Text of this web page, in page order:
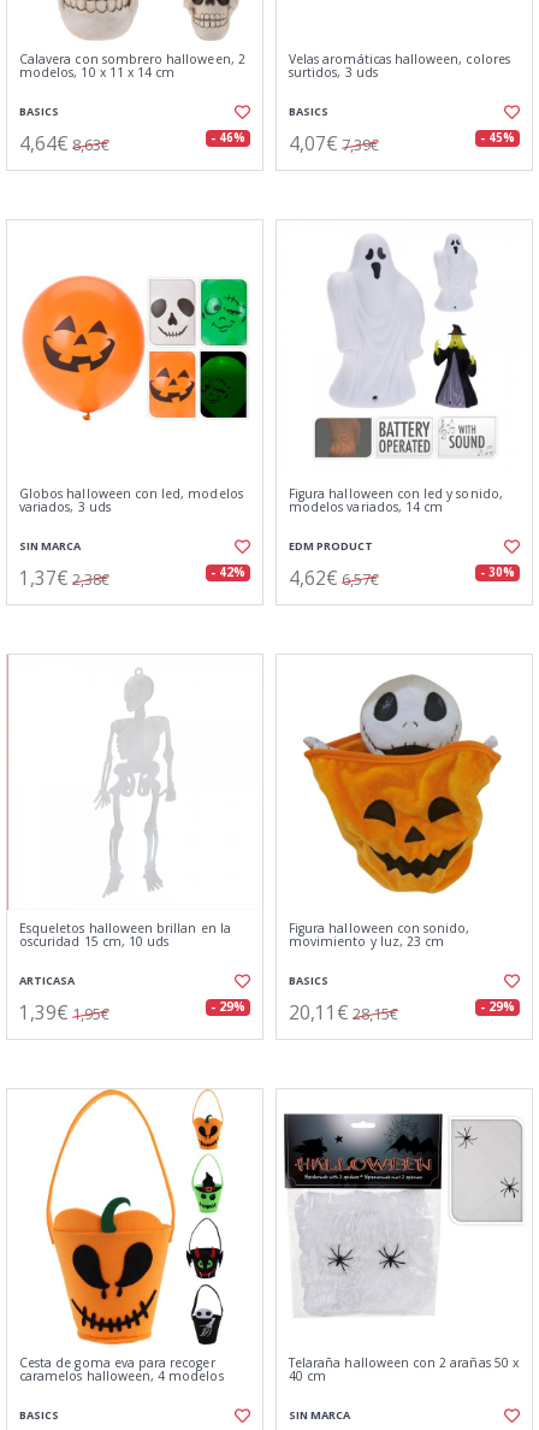
Calavera con sombrero halloween, 2
modelos, 10 x 11 x 14 cm
BASICS
4,64€ 8,63€ - 46%
Velas aromáticas halloween, colores
surtidos, 3 uds
BASICS
4,07€ 7,39€ - 45%
Globos halloween con led, modelos
variados, 3 uds
SIN MARCA
1,37€ 2,38€ - 42%
Figura halloween con led y sonido,
modelos variados, 14 cm
EDM PRODUCT
4,62€ 6,57€ - 30%
Esqueletos halloween brillan en la
oscuridad 15 cm, 10 uds
ARTICASA
1,39€ 1,95€ - 29%
Figura halloween con sonido,
movimiento y luz, 23 cm
BASICS
20,11€ 28,15€ - 29%
Cesta de goma eva para recoger
caramelos halloween, 4 modelos
BASICS
Telaraña halloween con 2 arañas 50 x
40 cm
SIN MARCA